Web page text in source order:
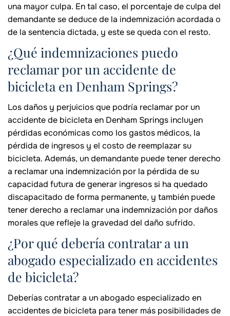
una mayor culpa. En tal caso, el porcentaje de culpa del
demandante se deduce de la indemnización acordada o
de la sentencia dictada, y este se queda con el resto.
¿Qué indemnizaciones puedo
reclamar por un accidente de
bicicleta en Denham Springs?
Los daños y perjuicios que podría reclamar por un
accidente de bicicleta en Denham Springs incluyen
pérdidas económicas como los gastos médicos, la
pérdida de ingresos y el costo de reemplazar su
bicicleta. Además, un demandante puede tener derecho
a reclamar una indemnización por la pérdida de su
capacidad futura de generar ingresos si ha quedado
discapacitado de forma permanente, y también puede
tener derecho a reclamar una indemnización por daños
morales que refleje la gravedad del daño sufrido.
¿Por qué debería contratar a un
abogado especializado en accidentes
de bicicleta?
Deberías contratar a un abogado especializado en
accidentes de bicicleta para tener más posibilidades de